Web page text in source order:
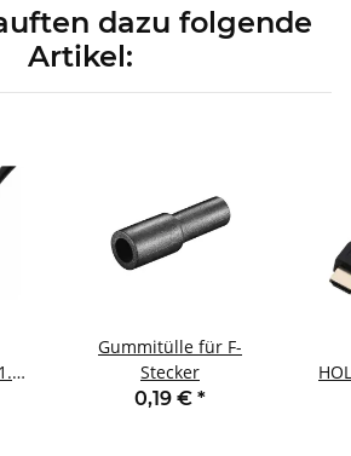
dazu folgende
Artikel:
Gummitülle für F-
Stecker
0,19 € *